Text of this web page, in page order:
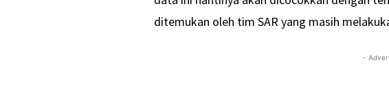
ditemukan oleh tim SAR yang masih
-